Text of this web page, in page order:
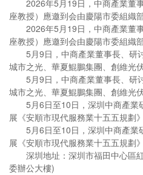
2026年5月19日，中商產業董
座教授）應邀到会由慶陽市委組織
2026年5月19日，中商產業董
座教授）應邀到会由慶陽市委組織
5月9日，中商產業董事長、研讨
城市之光、華夏鯤鵬集團、創維光
5月9日，中商產業董事長、研讨
城市之光、華夏鯤鵬集團、創維光
5月6日至10日，深圳中商產業
展《安順市現代服務業十五五規劃
5月6日至10日，深圳中商產業
展《安順市現代服務業十五五規劃
深圳地址：深圳市福田中心區
委辦公大樓)